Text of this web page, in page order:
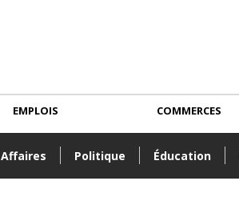
Affaires Politique Éducation
EMPLOIS COMMERCES